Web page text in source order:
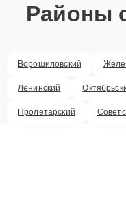
Районы
Ворошиловский
Ленинский
Пролетарский